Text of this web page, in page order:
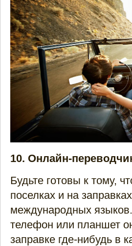
10. Онлайн-
Будьте готовы к тому,
поселках и на
международных
телефон или планшет
заправке где-нибудь в